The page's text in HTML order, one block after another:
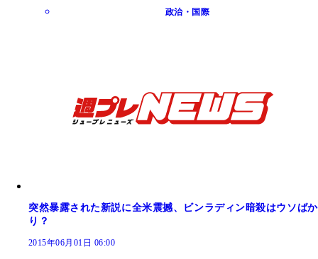
政治・国際
突然暴露された新説に全米震撼、ビンラディン暗殺はウソばか
り？
2015年06月01日 06:00